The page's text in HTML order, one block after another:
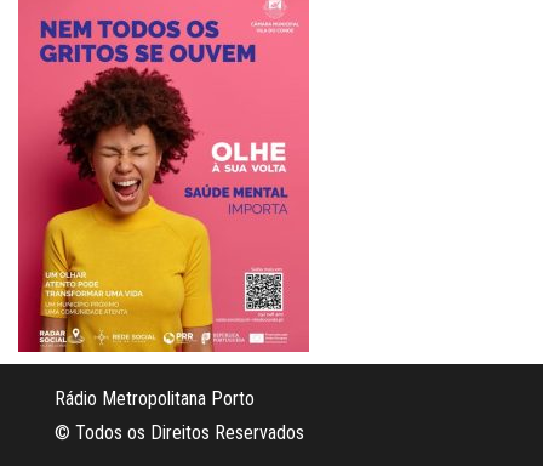
Rádio Metropolitana Porto
© Todos os Direitos Reservados